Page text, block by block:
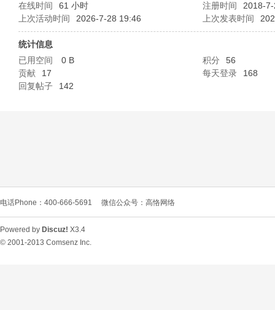
L
在线时间
61 小时 注册时间
2018-
上次活动时间
2026-7-28 19:46 上次发表时间
统计信息
已用空间
0 B 积分
56
贡献
17 每天登录
168
回复帖子
142
电话Phone：400-666-5691 微信公众号：高恪网络
Powered by Discuz! X3.4
© 2001-2013 Comsenz Inc.